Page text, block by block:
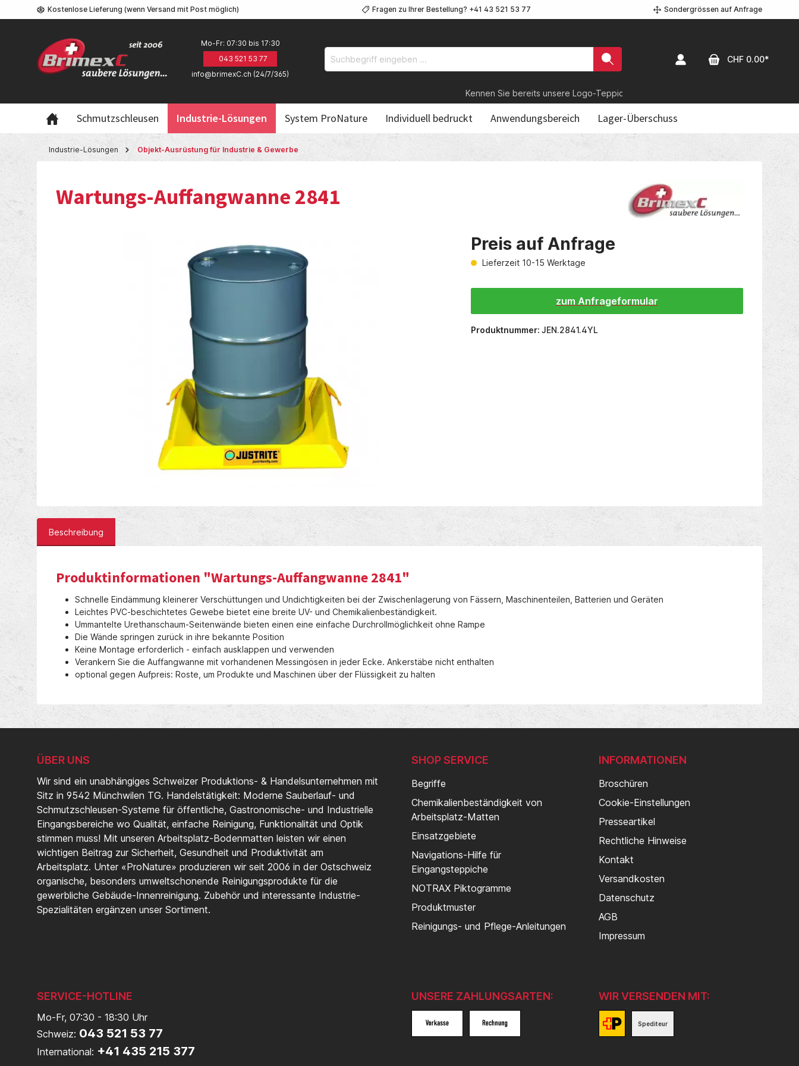
Kostenlose Lieferung (wenn Versand mit Post möglich) Fragen zu Ihrer Bestellung? +41 43 521 53 77 Sondergrössen auf Anfrage
Mo-Fr: 07:30 bis 17:30
043 521 53 77
info@brimexC.ch (24/7/365)
CHF 0.00*
Kennen Sie bereits unsere Logo-Teppiche?
Schmutzschleusen Industrie-Lösungen System ProNature Individuell bedruckt Anwendungsbereich Lager-Überschuss
Industrie-Lösungen Objekt-Ausrüstung für Industrie & Gewerbe
Wartungs-Auffangwanne 2841
Preis auf Anfrage
Lieferzeit 10-15 Werktage
zum Anfrageformular
Produktnummer: JEN.2841.4YL
Beschreibung
Produktinformationen "Wartungs-Auffangwanne 2841"
Schnelle Eindämmung kleinerer Verschüttungen und Undichtigkeiten bei der Zwischenlagerung von Fässern, Maschinenteilen, Batterien und Geräten
Leichtes PVC-beschichtetes Gewebe bietet eine breite UV- und Chemikalienbeständigkeit.
Ummantelte Urethanschaum-Seitenwände bieten einen eine einfache Durchrollmöglichkeit ohne Rampe
Die Wände springen zurück in ihre bekannte Position
Keine Montage erforderlich - einfach ausklappen und verwenden
Verankern Sie die Auffangwanne mit vorhandenen Messingösen in jeder Ecke. Ankerstäbe nicht enthalten
optional gegen Aufpreis: Roste, um Produkte und Maschinen über der Flüssigkeit zu halten
ÜBER UNS
Wir sind ein unabhängiges Schweizer Produktions- & Handelsunternehmen mit
Sitz in 9542 Münchwilen TG. Handelstätigkeit: Moderne Sauberlauf- und
Schmutzschleusen-Systeme für öffentliche, Gastronomische- und Industrielle
Eingangsbereiche wo Qualität, einfache Reinigung, Funktionalität und Optik
stimmen muss! Mit unseren Arbeitsplatz-Bodenmatten leisten wir einen
wichtigen Beitrag zur Sicherheit, Gesundheit und Produktivität am
Arbeitsplatz. Unter «ProNature» produzieren wir seit 2006 in der Ostschweiz
organische, besonders umweltschonende Reinigungsprodukte für die
gewerbliche Gebäude-Innenreinigung. Zubehör und interessante Industrie-
Spezialitäten ergänzen unser Sortiment.
SHOP SERVICE
Begriffe
Chemikalienbeständigkeit von
Arbeitsplatz-Matten
Einsatzgebiete
Navigations-Hilfe für
Eingangsteppiche
NOTRAX Piktogramme
Produktmuster
Reinigungs- und Pflege-Anleitungen
INFORMATIONEN
Broschüren
Cookie-Einstellungen
Presseartikel
Rechtliche Hinweise
Kontakt
Versandkosten
Datenschutz
AGB
Impressum
SERVICE-HOTLINE
Mo-Fr, 07:30 - 18:30 Uhr
Schweiz: 043 521 53 77
International: +41 435 215 377
UNSERE ZAHLUNGSARTEN: WIR VERSENDEN MIT:
Spediteur